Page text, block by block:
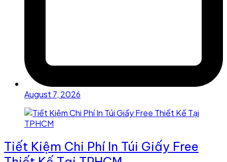
August 7, 2026
Tiết Kiệm Chi Phí In Túi Giấy Free